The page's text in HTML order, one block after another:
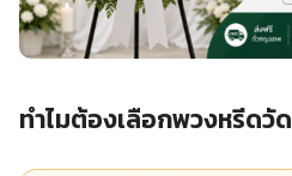
ทำไมต้องเลือกพวงหรีดวั